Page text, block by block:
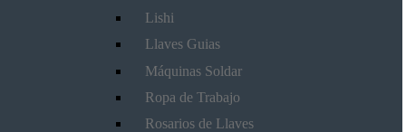
Lishi
Llaves Guias
Máquinas Soldar
Ropa de Trabajo
Rosarios de Llaves